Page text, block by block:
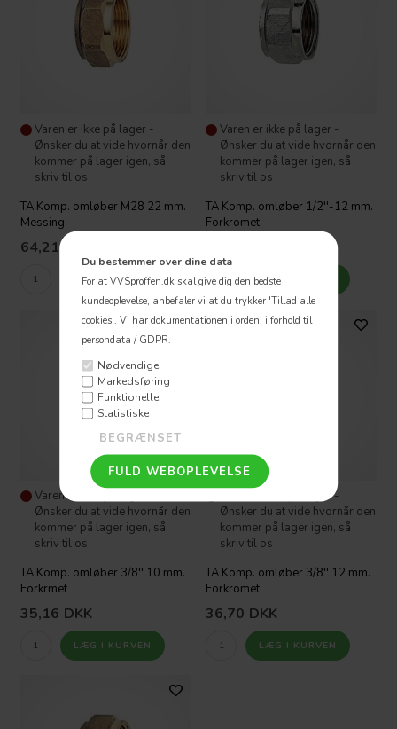
Du bestemmer over dine data
For at VVSproffen.dk skal give dig den bedste
kundeoplevelse, anbefaler vi at du trykker 'Tillad alle
cookies'. Vi har dokumentationen i orden, i forhold til
persondata / GDPR.
Nødvendige
Markedsføring
Funktionelle
Statistiske
Varen er ikke på lager -
Ønsker du at vide hvornår den
kommer på lager igen, så
skriv til os
TA Komp. omløber M28 22 mm.
Messing
64,21
Varen er ikke på lager -
Ønsker du at vide hvornår den
kommer på lager igen, så
skriv til os
TA Komp. omløber 1/2''-12 mm.
Forkromet
Varen er ikke på lager -
Ønsker du at vide hvornår den
kommer på lager igen, så
skriv til os
TA Komp. omløber 3/8'' 10 mm.
Forkrmet
35,16 DKK
Varen er ikke på lager -
Ønsker du at vide hvornår den
kommer på lager igen, så
skriv til os
TA Komp. omløber 3/8'' 12 mm.
Forkromet
36,70 DKK